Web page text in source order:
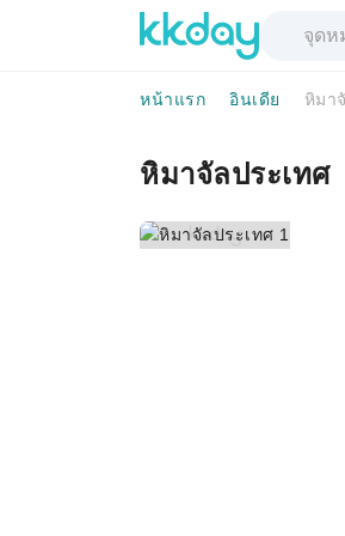
หน้าแรก อินเดีย หิมา
หิมาจัลประเทศ